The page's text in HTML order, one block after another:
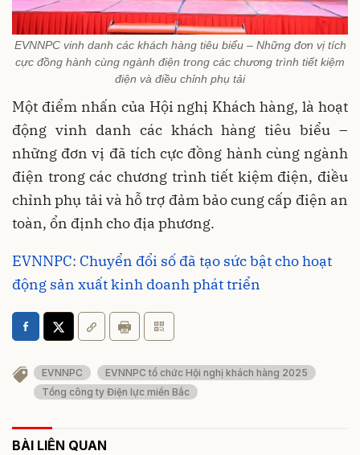
EVNNPC vinh danh các khách hàng tiêu biểu – Những đơn vị tích
cực đồng hành cùng ngành điện trong các chương trình tiết kiệm
điện và điều chỉnh phụ tải
Một điểm nhấn của Hội nghị Khách hàng, là hoạt
động vinh danh các khách hàng tiêu biểu –
những đơn vị đã tích cực đồng hành cùng ngành
điện trong các chương trình tiết kiệm điện, điều
chỉnh phụ tải và hỗ trợ đảm bảo cung cấp điện an
toàn, ổn định cho địa phương.
EVNNPC: Chuyển đổi số đã tạo sức bật cho hoạt
động sản xuất kinh doanh phát triển
EVNNPC
EVNNPC tổ chức Hội nghị khách hàng 2025
Tổng công ty Điện lực miền Bắc
BÀI LIÊN QUAN